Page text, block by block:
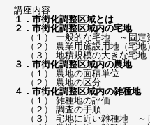
講座内容
１．市街化調整区域とは
２．市街化調整区域内の宅地
（１） 一般的な宅地 ～固定
（２） 農業用施設用地（宅地）
（３） 地積規模の大きな宅地
３．市街化調整区域内の農地
（１） 農地の面積単位
（２） 農地の区分
４．市街化調整区域内の雑種地
（１） 雑種地の評価
（２） 調査の手順
（３） 宅地に近い雑種地 ～